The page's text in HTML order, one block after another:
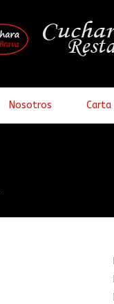
Nosotros Carta